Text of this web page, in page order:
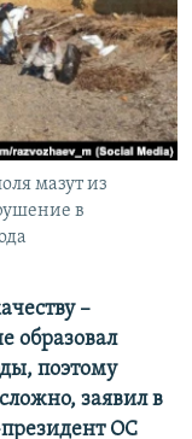
мазут из
в
–
образовал
поэтому
заявил в
ОС